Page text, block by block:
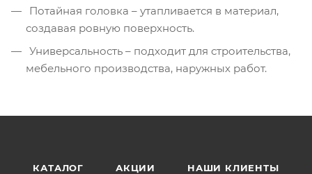
Потайная головка – утапливается в материал,
создавая ровную поверхность.
Универсальность – подходит для строительства,
мебельного производства, наружных работ.
КАТАЛОГ АКЦИИ НАШИ КЛИЕНТЫ